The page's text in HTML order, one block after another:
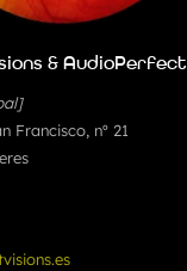
& AudioPerfect
Francisco, nº 21